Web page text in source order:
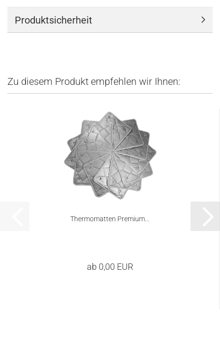
Produktsicherheit
Zu diesem Produkt empfehlen wir Ihnen:
Thermomatten Premium...
ab 0,00 EUR